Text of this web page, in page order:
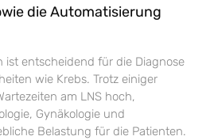
die Automatisierung
ist entscheidend für die Diagnose
wie Krebs. Trotz einiger
am LNS hoch,
Gynäkologie und
Belastung für die Patienten.